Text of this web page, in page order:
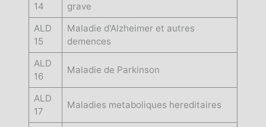
14
grave
ALD
15
Maladie d'Alzheimer et autres
demences
ALD
16
Maladie de Parkinson
ALD
17
Maladies metaboliques hereditaires